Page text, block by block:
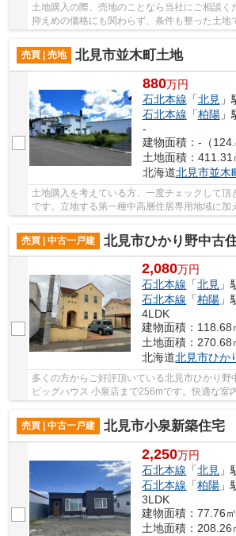
土地購入の際、売地のことなら当社にご相談く
抑えめの価格にも関わらず、条件も整った土地
(公簿)となっています。信頼と実績の当社に不
売買 | 売地
北見市並木町土地
880万円
石北本線 「北見
石北本線 「柏陽」
-
建物面積：-（
土地面積：411.31
北海道北見市並木
土地購入を考えている方、一度チェックして頂
です。立地する第一種中高層住居専用地域に加
な施設の立地が認められているのが、第二種中
売買 | 中古一戸建
北見市ひかり野中古
2,080万円
石北本線 「北見 」
石北本線 「柏陽 」
4LDK
建物面積：118.68
土地面積：270.68
北海道北見市ひか
多くの方からご好評頂いている北見市ひかり野
ビッグハウス 小泉店まで256mです。快適な室
売買 | 中古一戸建
北見市小泉新築住宅
2,250万円
石北本線 「北見 」
石北本線 「柏陽 」
3LDK
建物面積：77.76
土地面積：208.26